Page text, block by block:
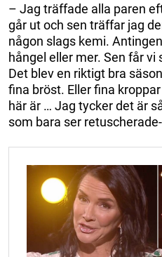
– Jag träffade alla paren
går ut och sen träffar jag
någon slags kemi.
hångel eller mer. Sen får
Det blev en riktigt bra
fina bröst. Eller fina
här är … Jag tycker det är
som bara ser